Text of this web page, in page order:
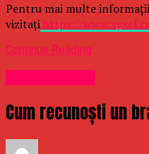
Pentru mai multe
vizitațihttps://
Continue Reading
Cum recunoști un